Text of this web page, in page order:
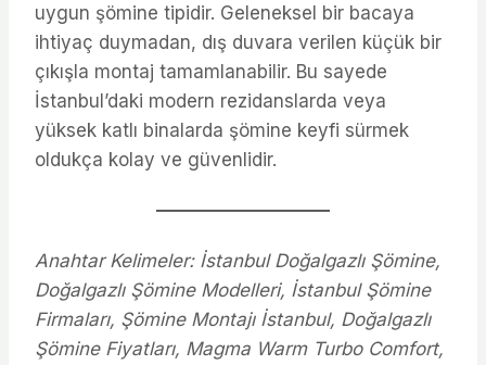
uygun şömine tipidir. Geleneksel bir bacaya
ihtiyaç duymadan, dış duvara verilen küçük bir
çıkışla montaj tamamlanabilir. Bu sayede
İstanbul’daki modern rezidanslarda veya
yüksek katlı binalarda şömine keyfi sürmek
oldukça kolay ve güvenlidir.
Anahtar Kelimeler: İstanbul Doğalgazlı Şömine,
Doğalgazlı Şömine Modelleri, İstanbul Şömine
Firmaları, Şömine Montajı İstanbul, Doğalgazlı
Şömine Fiyatları, Magma Warm Turbo Comfort,